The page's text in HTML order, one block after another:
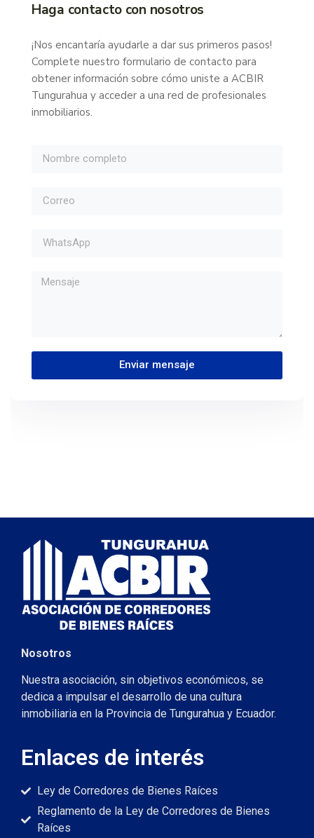
Haga contacto con nosotros
¡Nos encantaría ayudarle a dar sus primeros pasos!
Complete nuestro formulario de contacto para
obtener información sobre cómo uniste a ACBIR
Tungurahua y acceder a una red de profesionales
inmobiliarios.
Enviar mensaje
Nosotros
Nuestra asociación, sin objetivos económicos, se
dedica a impulsar el desarrollo de una cultura
inmobiliaria en la Provincia de Tungurahua y Ecuador.
Enlaces de interés
Ley de Corredores de Bienes Raíces
Reglamento de la Ley de Corredores de Bienes
Raíces